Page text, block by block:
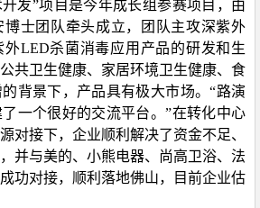
发”项目是今年成长组参赛项目，由
士团队牵头成立，团队主攻深紫外
外LED杀菌消毒应用产品的研发和生
共卫生健康、家居环境卫生健康、食
背景下，产品具有极大市场。“路演
一个很好的交流平台。”在转化中心
对接下，企业顺利解决了资金不足、
并与美的、小熊电器、尚高卫浴、法
功对接，顺利落地佛山，目前企业估